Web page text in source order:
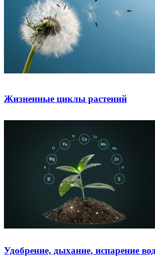
Жизненные циклы растений
Удобрение, дыхание, испарение